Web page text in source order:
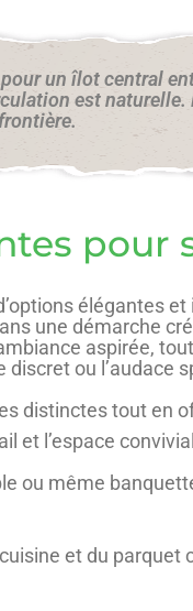
un îlot central
est
pour
élégantes
une démarche
aspirée,
discret ou l’audace
distinctes tout en
et l’espace
ou même
et du